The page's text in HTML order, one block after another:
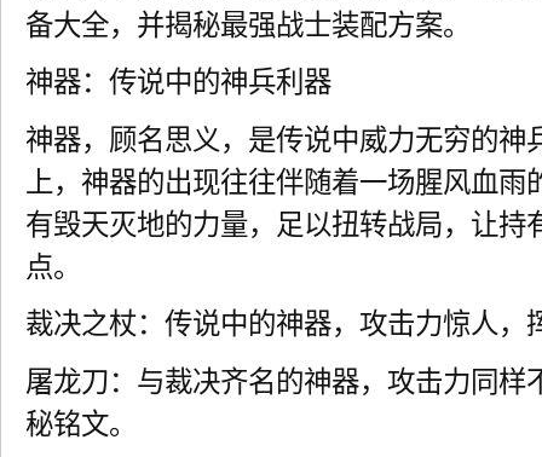
备大全，并揭秘最强战士装配方案。
神器：传说中的神兵利器
神器，顾名思义，是传说中威力无穷的神
上，神器的出现往往伴随着一场腥风血
有毁天灭地的力量，足以扭转战局，让持
点。
裁决之杖：传说中的神器，攻击力惊人，
屠龙刀：与裁决齐名的神器，攻击力同样
秘铭文。